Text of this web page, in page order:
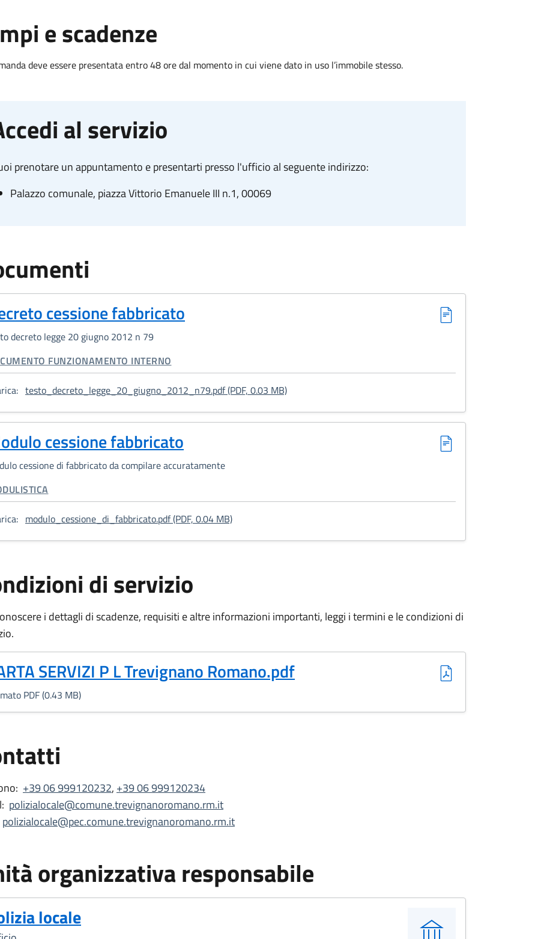
e scadenze
deve essere presentata entro 48 ore dal momento in cui viene dato in uso l’immobile stesso.
al servizio
prenotare un appuntamento e presentarti presso l'ufficio al seguente indirizzo:
Palazzo comunale, piazza Vittorio Emanuele III n.1, 00069
cessione fabbricato
decreto legge 20 giugno 2012 n 79
CORRELATA:
FUNZIONAMENTO INTERNO
testo_decreto_legge_20_giugno_2012_n79.pdf (PDF, 0.03 MB): Decreto cessione fabbricato
cessione fabbricato
cessione di fabbricato da compilare accuratamente
CORRELATA:
modulo_cessione_di_fabbricato.pdf (PDF, 0.04 MB): Modulo cessione fabbricato
di servizio
i dettagli di scadenze, requisiti e altre informazioni importanti, leggi i termini e le condizioni di
SERVIZI P L Trevignano Romano.pdf
PDF, 0.43 MB)
PDF (0.43 MB)
+39 06 999120232, +39 06 999120234
polizialocale@comune.trevignanoromano.rm.it
polizialocale@pec.comune.trevignanoromano.rm.it
organizzativa responsabile
locale